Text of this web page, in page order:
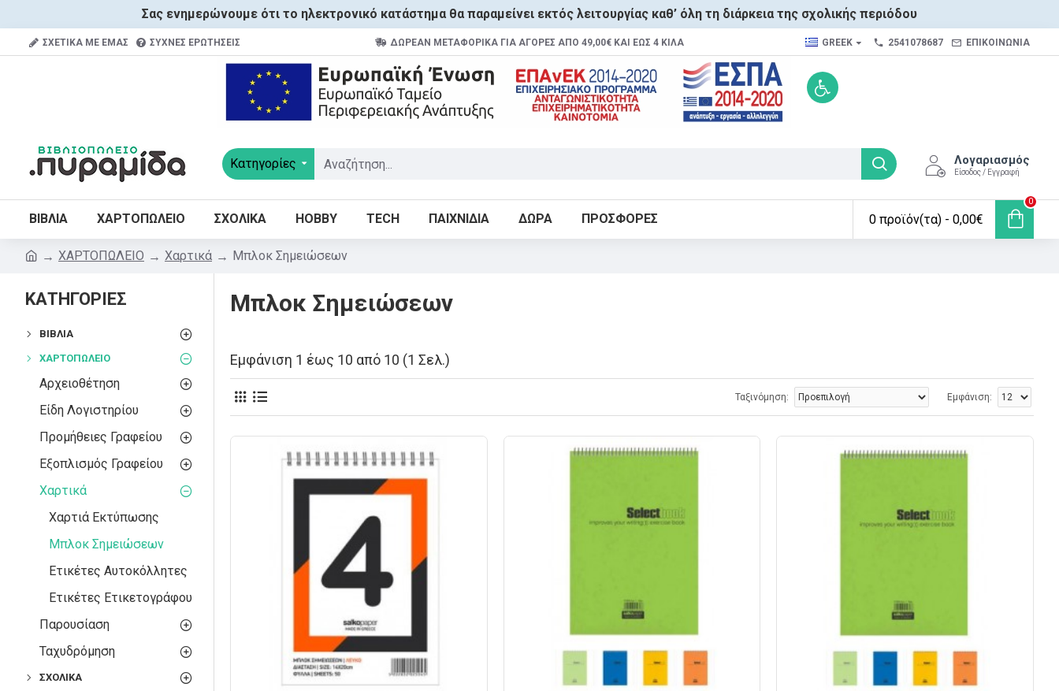
Σας ενημερώνουμε ότι το ηλεκτρονικό κατάστημα θα παραμείνει εκτός λειτουργίας καθ’ όλη τη διάρκεια της σχολικής περιόδου
ΣΧΕΤΙΚΑ ΜΕ ΕΜΑΣ ΣΥΧΝΕΣ ΕΡΩΤΗΣΕΙΣ ΔΩΡΕΑΝ ΜΕΤΑΦΟΡΙΚΑ ΓΙΑ ΑΓΟΡΕΣ ΑΠΌ 49,00€ ΚΑΙ ΈΩΣ 4 ΚΙΛΆ GREEK 2541078687 ΕΠΙΚΟΙΝΩΝΙΑ
Κατηγορίες Λογαριασμός
Είσοδος / Εγγραφή
ΒΙΒΛΙΑ ΧΑΡΤΟΠΩΛΕΙΟ ΣΧΟΛΙΚΑ HOBBY TECH ΠΑΙΧΝΙΔΙΑ ΔΩΡΑ ΠΡΟΣΦΟΡΕΣ 0 προϊόν(τα) - 0,00€
0
ΧΑΡΤΟΠΩΛΕΙΟ Χαρτικά Μπλοκ Σημειώσεων
ΚΑΤΗΓΟΡΙΕΣ
ΒΙΒΛΊΑ
ΧΑΡΤΟΠΩΛΕΊΟ
Αρχειοθέτηση
Είδη Λογιστηρίου
Προμήθειες Γραφείου
Εξοπλισμός Γραφείου
Χαρτικά
Χαρτιά Εκτύπωσης
Μπλοκ Σημειώσεων
Ετικέτες Αυτοκόλλητες
Ετικέτες Ετικετογράφου
Παρουσίαση
Ταχυδρόμηση
ΣΧΟΛΙΚΆ
Μπλοκ Σημειώσεων
Εμφάνιση 1 έως 10 από 10 (1 Σελ.)
Ταξινόμηση: Εμφάνιση: